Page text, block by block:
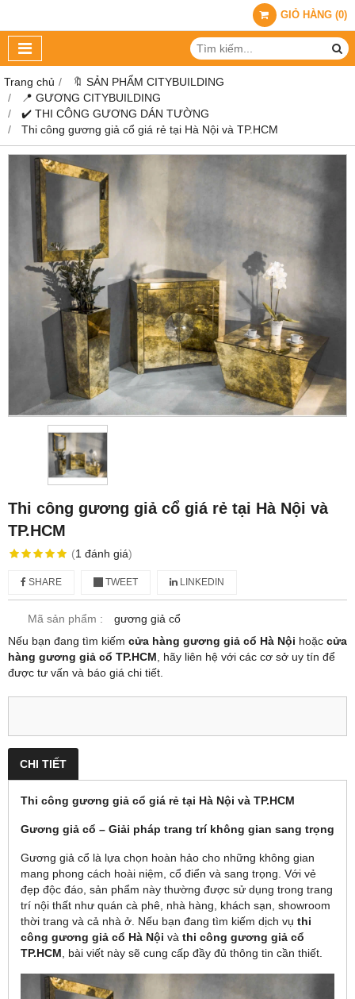
GIỎ HÀNG (0)
Trang chủ
🔖 SẢN PHẨM CITYBUILDING
📍 GƯƠNG CITYBUILDING
✔️ THI CÔNG GƯƠNG DÁN TƯỜNG
Thi công gương giả cổ giá rẻ tại Hà Nội và TP.HCM
Thi công gương giả cổ giá rẻ tại Hà Nội và
TP.HCM
(1 đánh giá)
SHARE TWEET LINKEDIN
Mã sản phẩm :
gương giả cổ
Nếu bạn đang tìm kiếm cửa hàng gương giả cổ Hà Nội hoặc cửa
hàng gương giả cổ TP.HCM , hãy liên hệ với các cơ sở uy tín để
được tư vấn và báo giá chi tiết.
CHI TIẾT
Thi công gương giả cổ giá rẻ tại Hà Nội và TP.HCM
Gương giả cổ – Giải pháp trang trí không gian sang trọng
Gương giả cổ là lựa chọn hoàn hảo cho những không gian
mang phong cách hoài niệm, cổ điển và sang trọng. Với vẻ
đẹp độc đáo, sản phẩm này thường được sử dụng trong trang
trí nội thất như quán cà phê, nhà hàng, khách sạn, showroom
thời trang và cả nhà ở. Nếu bạn đang tìm kiếm dịch vụ thi
công gương giả cổ Hà Nội và thi công gương giả cổ
TP.HCM , bài viết này sẽ cung cấp đầy đủ thông tin cần thiết.